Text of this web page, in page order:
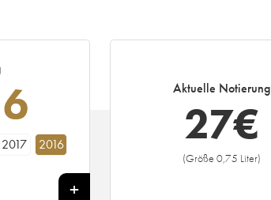
2017 2016
Aktuelle Notierung
27€
(Größe 0,75 Liter)